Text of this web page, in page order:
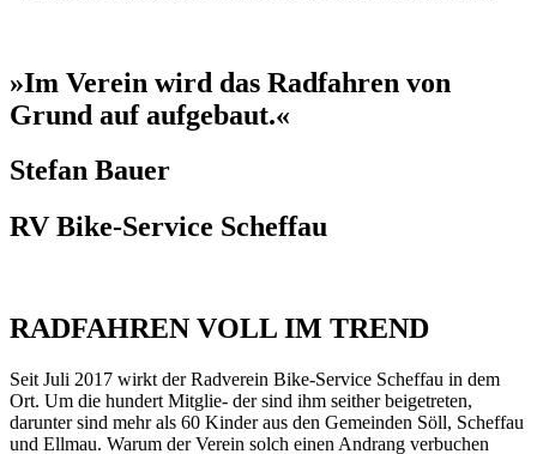
»Im Verein wird das Radfahren von
Grund auf aufgebaut.«
Stefan Bauer
RV Bike-Service Scheffau
RADFAHREN VOLL IM TREND
Seit Juli 2017 wirkt der Radverein Bike-Service Scheffau in dem
Ort. Um die hundert Mitglie- der sind ihm seither beigetreten,
darunter sind mehr als 60 Kinder aus den Gemeinden Söll, Scheffau
und Ellmau. Warum der Verein solch einen Andrang verbuchen